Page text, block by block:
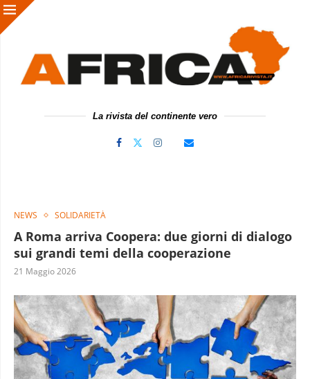
La rivista del continente vero
NEWS SOLIDARIETÀ
A Roma arriva Coopera: due giorni di dialogo
sui grandi temi della cooperazione
21 Maggio 2026